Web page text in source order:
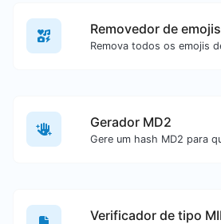
Removedor de emojis
Gerador MD2